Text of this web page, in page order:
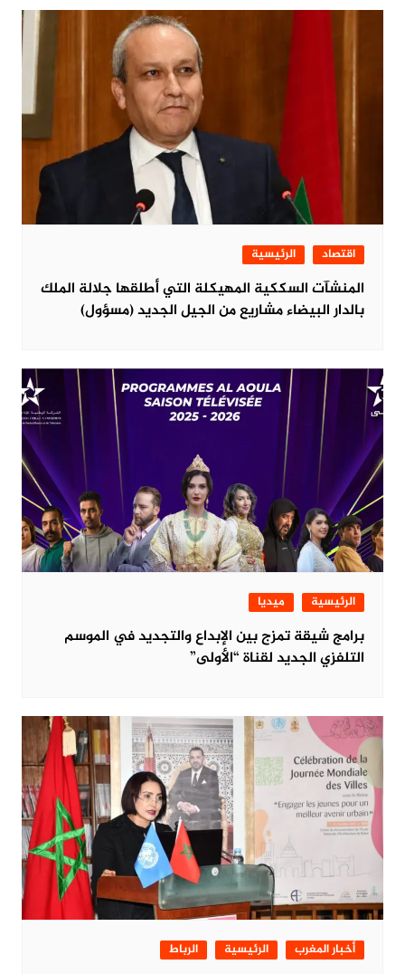
اقتصاد الرئيسية
المنشآت السككية المهيكلة التي أطلقها جلالة الملك
بالدار البيضاء مشاريع من الجيل الجديد (مسؤول)
الرئيسية ميديا
برامج شيقة تمزج بين الإبداع والتجديد في الموسم
التلفزي الجديد لقناة “الأولى”
أخبار المغرب الرئيسية الرباط